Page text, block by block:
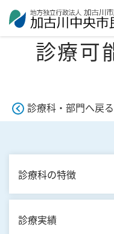
診療可
診療科・部門へ戻る
診療科の特徴
診療実績